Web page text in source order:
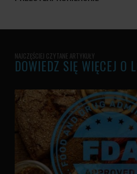
NAJCZĘŚCIEJ CZYTANE ARTYKUŁY
DOWIEDZ SIĘ WIĘCEJ O